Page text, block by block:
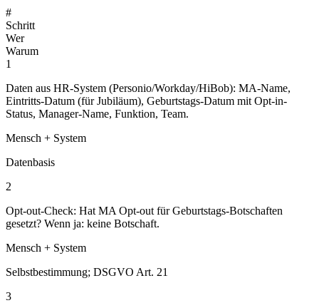
#
Schritt
Wer
Warum
1
Daten aus HR-System (Personio/Workday/HiBob): MA-Name,
Eintritts-Datum (für Jubiläum), Geburtstags-Datum mit Opt-in-
Status, Manager-Name, Funktion, Team.
Mensch + System
Datenbasis
2
Opt-out-Check: Hat MA Opt-out für Geburtstags-Botschaften
gesetzt? Wenn ja: keine Botschaft.
Mensch + System
Selbstbestimmung; DSGVO Art. 21
3